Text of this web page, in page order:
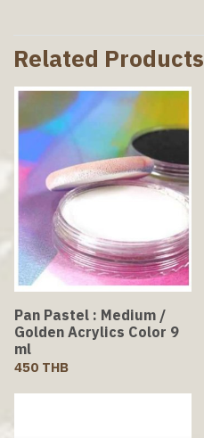
Related Products
Pan Pastel : Medium /
Golden Acrylics Color 9
ml
450 THB